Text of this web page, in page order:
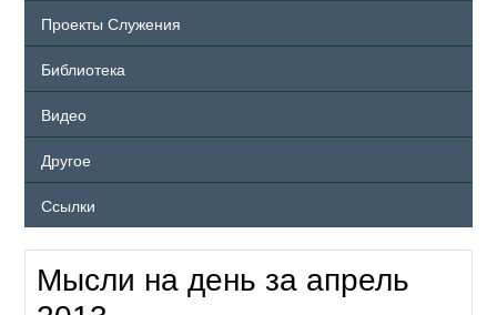
Проекты Служения
Библиотека
Видео
Другое
Ссылки
Мысли на день за апрель